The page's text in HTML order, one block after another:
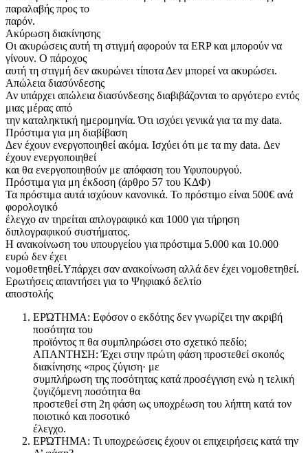
παραλαβής προς το
παρόν.
Ακύρωση διακίνησης
Οι ακυρώσεις αυτή τη στιγμή αφορούν τα ERP και μπορούν να
γίνουν. Ο πάροχος
αυτή τη στιγμή δεν ακυρώνει τίποτα Δεν μπορεί να ακυρώσει.
Απώλεια διασύνδεσης
Αν υπάρχει απώλεια διασύνδεσης διαβιβάζονται το αργότερο εντός
μιας μέρας από
την καταληκτική ημερομηνία. Ότι ισχύει γενικά για τα my data.
Πρόστιμα για μη διαβίβαση
Δεν έχουν ενεργοποιηθεί ακόμα. Ισχύει ότι με τα my data. Δεν
έχουν ενεργοποιηθεί
και θα ενεργοποιηθούν με απόφαση του Υφυπουργού.
Πρόστιμα για μη έκδοση (άρθρο 57 του ΚΔΦ)
Τα πρόστιμα αυτά ισχύουν κανονικά. Το πρόστιμο είναι 500€ ανά
φορολογικό
έλεγχο αν τηρείται απλογραφικό και 1000 για τήρηση
διπλογραφικού συστήματος.
Η ανακοίνωση του υπουργείου για πρόστιμα 5.000 και 10.000
ευρώ δεν έχει
νομοθετηθεί.Υπάρχει σαν ανακοίνωση αλλά δεν έχει νομοθετηθεί.
Ερωτήσεις απαντήσει για το Ψηφιακό δελτίο
αποστολής
ΕΡΏΤΗΜΑ: Εφόσον ο εκδότης δεν γνωρίζει την ακριβή
ποσότητα του
προϊόντος π θα συμπληρώσει στο σχετικό πεδίο;
ΑΠΑΝΤΗΣΗ: Έχει στην πρώτη φάση προστεθεί σκοπός
διακίνησης «προς ζύγιση· με
συμπλήρωση της ποσότητας κατά προσέγγιση ενώ η τελική
ζυγιζόμενη ποσότητα θα
προστεθεί στη 2η φάση ως υποχρέωση του λήπτη κατά τον
ποιοτικό και ποσοτικό
έλεγχο.
ΕΡΏΤΗΜΑ: Τι υποχρεώσεις έχουν οι επιχειρήσεις κατά την